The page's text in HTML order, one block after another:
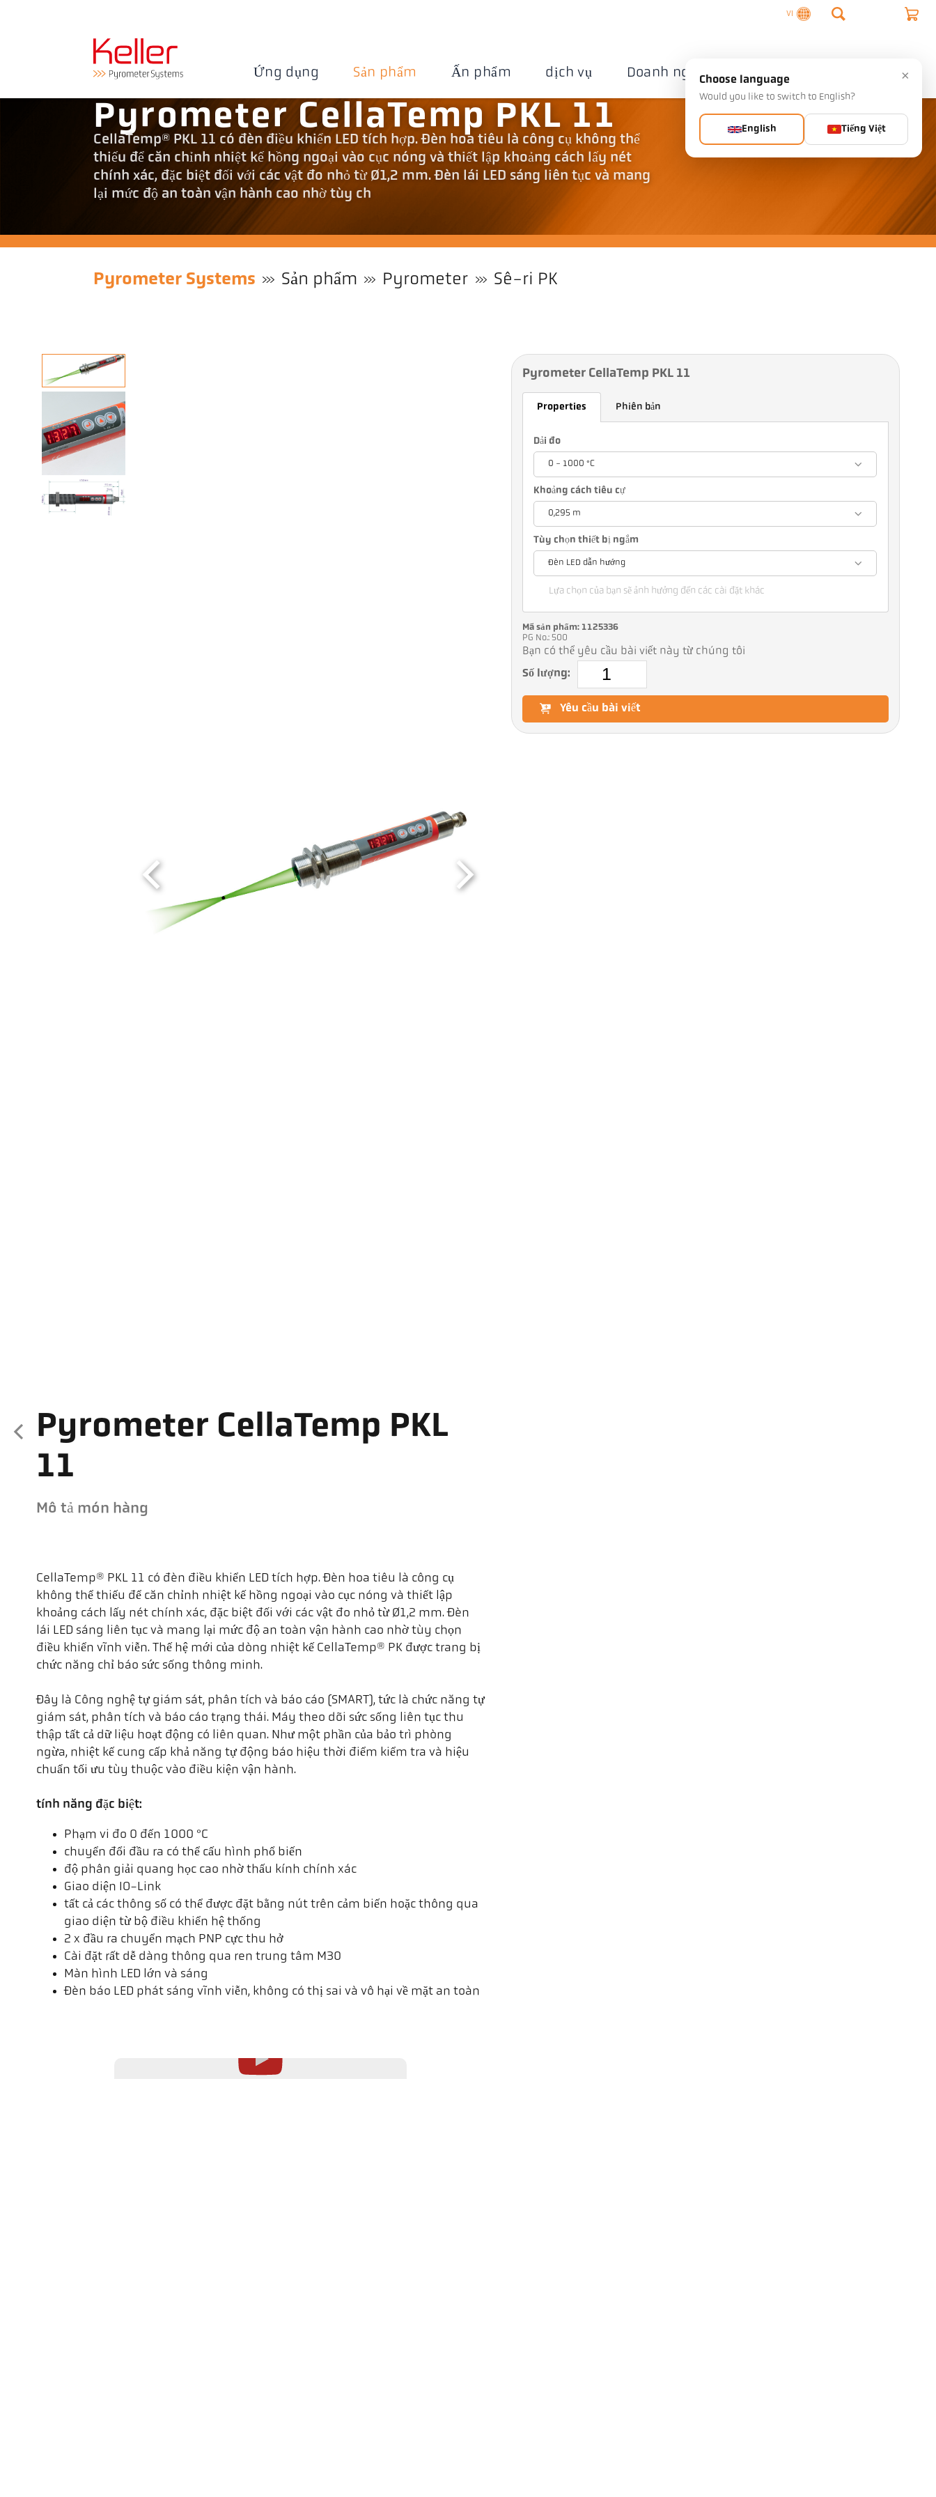
VI
Ứng dụng Sản phẩm Ấn phẩm dịch vụ Doanh nghiệp Liên hệ
Pyrometer CellaTemp PKL 11
CellaTemp® PKL 11 có đèn điều khiển LED tích hợp. Đèn hoa tiêu là công cụ không thể
thiếu để căn chỉnh nhiệt kế hồng ngoại vào cục nóng và thiết lập khoảng cách lấy nét
chính xác, đặc biệt đối với các vật đo nhỏ từ Ø1,2 mm. Đèn lái LED sáng liên tục và mang
lại mức độ an toàn vận hành cao nhờ tùy ch
Pyrometer Systems Sản phẩm Pyrometer Sê-ri PK
Pyrometer CellaTemp PKL
11
Mô tả món hàng
CellaTemp® PKL 11 có đèn điều khiển LED tích hợp. Đèn hoa tiêu là công cụ
không thể thiếu để căn chỉnh nhiệt kế hồng ngoại vào cục nóng và thiết lập
khoảng cách lấy nét chính xác, đặc biệt đối với các vật đo nhỏ từ Ø1,2 mm. Đèn
lái LED sáng liên tục và mang lại mức độ an toàn vận hành cao nhờ tùy chọn
điều khiển vĩnh viễn. Thế hệ mới của dòng nhiệt kế CellaTemp® PK được trang bị
chức năng chỉ báo sức sống thông minh.
Đây là Công nghệ tự giám sát, phân tích và báo cáo (SMART), tức là chức năng tự
giám sát, phân tích và báo cáo trạng thái. Máy theo dõi sức sống liên tục thu
thập tất cả dữ liệu hoạt động có liên quan. Như một phần của bảo trì phòng
ngừa, nhiệt kế cung cấp khả năng tự động báo hiệu thời điểm kiểm tra và hiệu
chuẩn tối ưu tùy thuộc vào điều kiện vận hành.
tính năng đặc biệt:
Phạm vi đo 0 đến 1000 °C
chuyển đổi đầu ra có thể cấu hình phổ biến
độ phân giải quang học cao nhờ thấu kính chính xác
Giao diện IO-Link
tất cả các thông số có thể được đặt bằng nút trên cảm biến hoặc thông qua
giao diện từ bộ điều khiển hệ thống
2 x đầu ra chuyển mạch PNP cực thu hở
Cài đặt rất dễ dàng thông qua ren trung tâm M30
Màn hình LED lớn và sáng
Đèn báo LED phát sáng vĩnh viễn, không có thị sai và vô hại về mặt an toàn
Pyrometer CellaTemp PKL 11
Properties Phiên bản
Dải đo
0 - 1000 °C
Khoảng cách tiêu cự
0,295 m
Tùy chọn thiết bị ngắm
Đèn LED dẫn hướng
Lựa chọn của bạn sẽ ảnh hưởng đến các cài đặt khác
Mã sản phẩm: 1125336
PG No.: 500
Bạn có thể yêu cầu bài viết này từ chúng tôi
Số lượng:
Yêu cầu bài viết
×
Choose language
Would you like to switch to English?
English Tiếng Việt